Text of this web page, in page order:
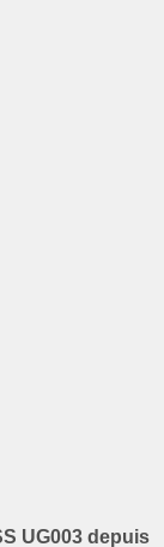
UG003 depuis